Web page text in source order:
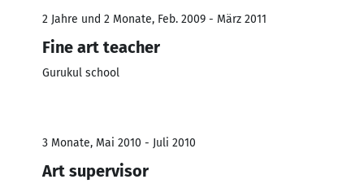
2 Jahre und 2 Monate, Feb. 2009 - März 2011
Fine art teacher
Gurukul school
3 Monate, Mai 2010 - Juli 2010
Art supervisor